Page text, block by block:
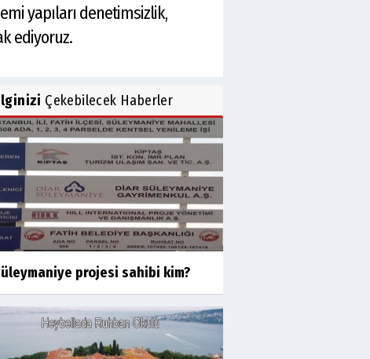
yapıları denetimsizlik,
ediyoruz.
Çekebilecek Haberler
projesi sahibi kim?